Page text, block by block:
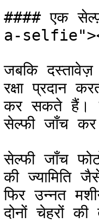
#### एक
a-
जबकि
रक्षा प्रदान
कर सकते हैं।
सेल्फी जाँच
सेल्फी जाँच
की ज्यामिति
फिर उन्नत
दोनों चेहरों